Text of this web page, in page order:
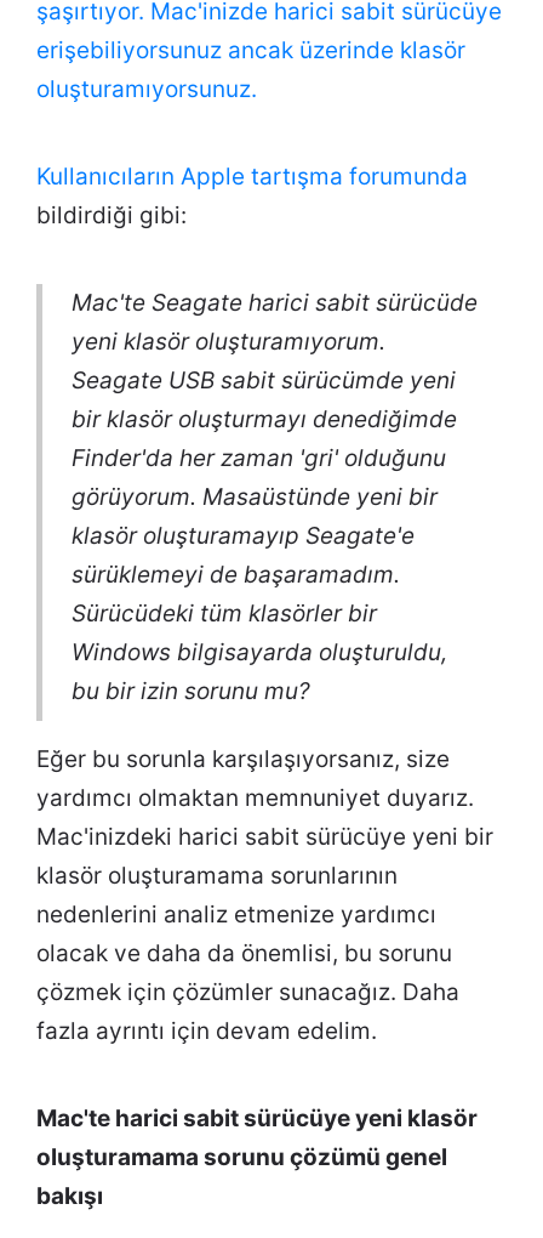
şaşırtıyor. Mac'inizde harici sabit sürücüye
erişebiliyorsunuz ancak üzerinde klasör
oluşturamıyorsunuz.
Kullanıcıların Apple tartışma forumunda
bildirdiği gibi:
Mac'te Seagate harici sabit sürücüde
yeni klasör oluşturamıyorum.
Seagate USB sabit sürücümde yeni
bir klasör oluşturmayı denediğimde
Finder'da her zaman 'gri' olduğunu
görüyorum. Masaüstünde yeni bir
klasör oluşturamayıp Seagate'e
sürüklemeyi de başaramadım.
Sürücüdeki tüm klasörler bir
Windows bilgisayarda oluşturuldu,
bu bir izin sorunu mu?
Eğer bu sorunla karşılaşıyorsanız, size
yardımcı olmaktan memnuniyet duyarız.
Mac'inizdeki harici sabit sürücüye yeni bir
klasör oluşturamama sorunlarının
nedenlerini analiz etmenize yardımcı
olacak ve daha da önemlisi, bu sorunu
çözmek için çözümler sunacağız. Daha
fazla ayrıntı için devam edelim.
Mac'te harici sabit sürücüye yeni klasör
oluşturamama sorunu çözümü genel
bakışı